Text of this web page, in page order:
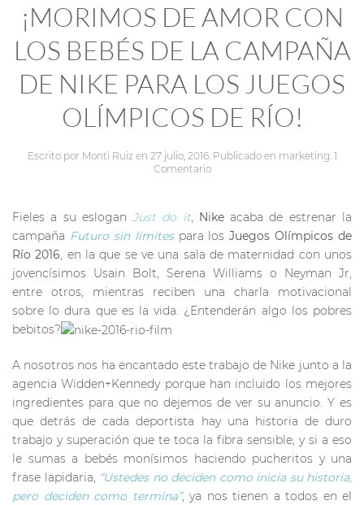
¡MORIMOS DE AMOR CON
LOS BEBÉS DE LA CAMPAÑA
DE NIKE PARA LOS JUEGOS
OLÍMPICOS DE RÍO!
Escrito por Monti Ruizen 27 julio, 2016. Publicado en marketing. 1
Comentario
Fieles a su esloganJust do it, Nikeacaba de estrenar la
campaña Futuro sin límitespara losJuegos Olímpicos de
Río 2016, en la que se ve una sala de maternidad con unos
jovencísimos Usain Bolt, Serena Williams o Neyman Jr,
entre otros, mientras reciben una charla motivacional
sobre lo dura que es la vida. ¿Entenderán algo los pobres
bebitos?
A nosotros nos ha encantado este trabajo de Nike junto a la
agencia Widden+Kennedy porque han incluido los mejores
ingredientes para que no dejemos de ver su anuncio. Y es
que detrás de cada deportista hay una historia de duro
trabajo y superación que te toca la fibra sensible, y si a eso
le sumas a bebés monísimos haciendo pucheritos y una
frase lapidaria, “Ustedes no deciden como inicia su historia,
pero deciden como termina”, ya nos tienen a todos en el